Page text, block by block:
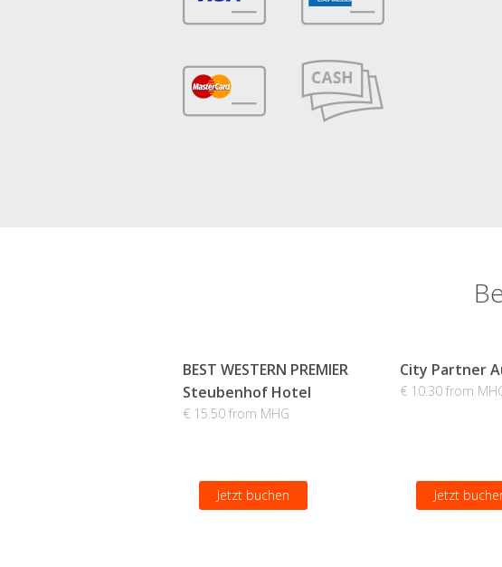
BEST WESTERN PREMIER
Steubenhof Hotel
€ 15.50 from MHG
Jetzt buchen
City Partner
€ 10.30 from
Jetzt